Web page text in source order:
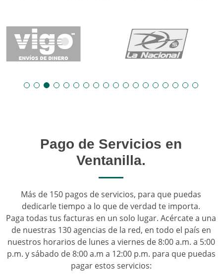
Pago de Servicios en
Ventanilla.
Más de 150 pagos de servicios, para que puedas
dedicarle tiempo a lo que de verdad te importa.
Paga todas tus facturas en un solo lugar. Acércate a una
de nuestras 130 agencias de la red, en todo el país en
nuestros horarios de lunes a viernes de 8:00 a.m. a 5:00
p.m. y sábado de 8:00 a.m a 12:00 p.m. para que puedas
pagar estos servicios: